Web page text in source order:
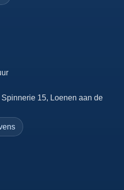
15, Loenen aan de